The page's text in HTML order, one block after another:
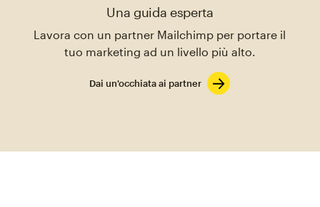
Una guida esperta
Lavora con un partner Mailchimp per portare il
tuo marketing ad un livello più alto.
Dai un'occhiata ai partner